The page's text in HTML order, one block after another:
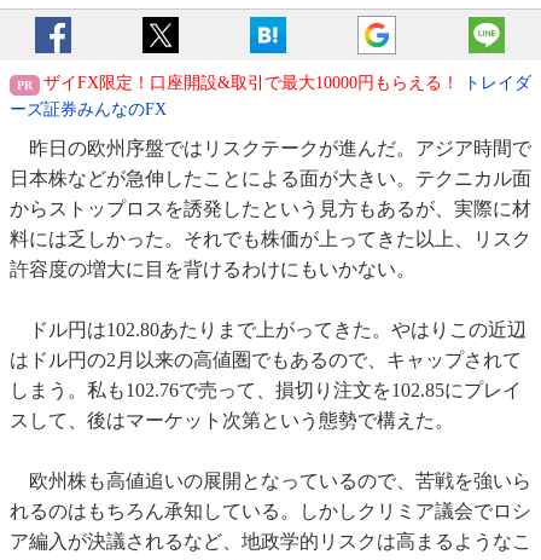
ザイFX限定！口座開設&取引で最大10000円もらえる！
トレイダ
ーズ証券みんなのFX
昨日の欧州序盤ではリスクテークが進んだ。アジア時間で
日本株などが急伸したことによる面が大きい。テクニカル面
からストップロスを誘発したという見方もあるが、実際に材
料には乏しかった。それでも株価が上ってきた以上、リスク
許容度の増大に目を背けるわけにもいかない。
ドル円は102.80あたりまで上がってきた。やはりこの近辺
はドル円の2月以来の高値圏でもあるので、キャップされて
しまう。私も102.76で売って、損切り注文を102.85にプレイ
スして、後はマーケット次第という態勢で構えた。
欧州株も高値追いの展開となっているので、苦戦を強いら
れるのはもちろん承知している。しかしクリミア議会でロシ
ア編入が決議されるなど、地政学的リスクは高まるようなこ